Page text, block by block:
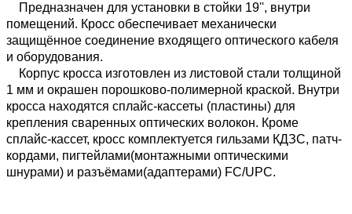
Предназначен для установки в стойки 19'', внутри
помещений. Кросс обеспечивает механически
защищённое соединение входящего оптического кабеля
и оборудования.
Корпус кросса изготовлен из листовой стали толщиной
1 мм и окрашен порошково-полимерной краской. Внутри
кросса находятся сплайс-кассеты (пластины) для
крепления сваренных оптических волокон. Кроме
сплайс-кассет, кросс комплектуется гильзами КДЗС, патч-
кордами, пигтейлами(монтажными оптическими
шнурами) и разъёмами(адаптерами) FC/UPC.